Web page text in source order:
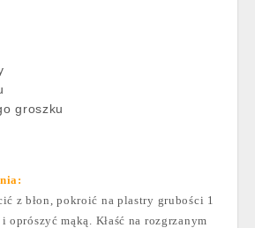
groszku
z błon, pokroić na plastry grubości 1
mąką. Kłaść na rozgrzanym